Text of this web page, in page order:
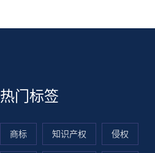
热门标签
商标 知识产权 侵权